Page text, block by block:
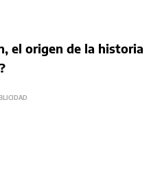
el origen de la historia